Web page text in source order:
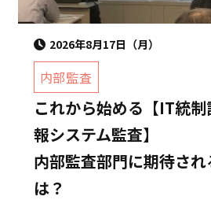
2026年8月17日（月）
内部監査
これから始める【IT統
報システム監査】
内部監査部門に期待され
は？